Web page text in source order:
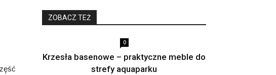
ZOBACZ TEŻ
0
Krzesła basenowe – praktyczne meble do
strefy aquaparku